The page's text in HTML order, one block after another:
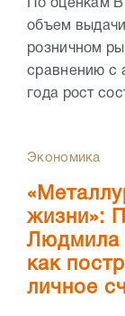
По оценкам
объем
розничном
сравнению с
года рост
Экономика
жизни»:
Людмила
как
личное